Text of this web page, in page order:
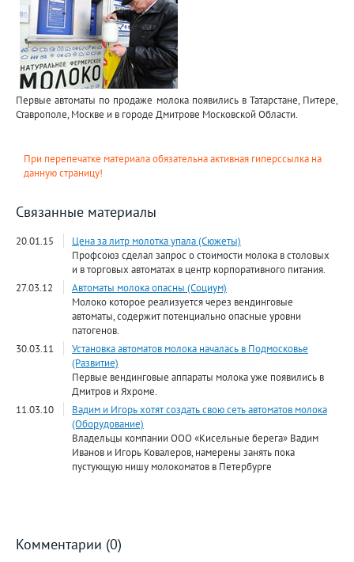
Первые автоматы по продаже молока появились в Татарстане, Питере,
Ставрополе, Москве и в городе Дмитрове Московской Области.
При перепечатке материала обязательна активная гиперссылка на
данную страницу!
Связанные материалы
20.01.15
Цена за литр молотка упала (Сюжеты)
Профсоюз сделал запрос о стоимости молока в столовых
и в торговых автоматах в центр корпоративного питания.
27.03.12
Автоматы молока опасны (Социум)
Молоко которое реализуется через вендинговые
автоматы, содержит потенциально опасные уровни
патогенов.
30.03.11
Установка автоматов молока началась в Подмосковье
(Развитие)
Первые вендинговые аппараты молока уже появились в
Дмитров и Яхроме.
11.03.10
Вадим и Игорь хотят создать свою сеть автоматов молока
(Оборудование)
Владельцы компании ООО «Кисельные берега» Вадим
Иванов и Игорь Ковалеров, намерены занять пока
пустующую нишу молокоматов в Петербурге
Комментарии (0)